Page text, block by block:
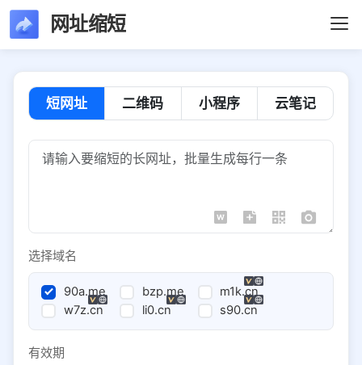
网址缩短
短网址 二维码 小程序 云笔记
选择域名
90a.me bzp.me
m1k.cn
w7z.cn
li0.cn s90.cn
有效期